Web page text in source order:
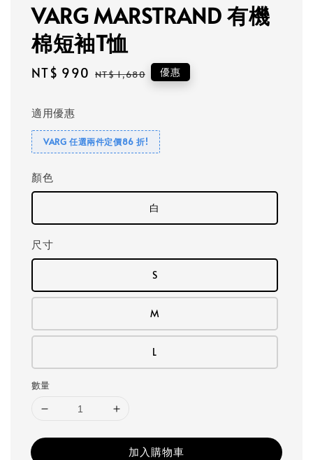
VARG MARSTRAND 有機
棉短袖T恤
Sale
NT$ 990 Regular
NT$ 1,680 優惠
適用優惠
VARG 任選兩件定價86 折!
顏色
白
尺寸
S
M
L
數量
加入購物車